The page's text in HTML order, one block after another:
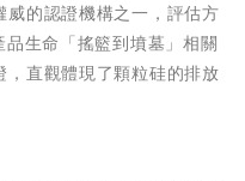
的認證機構之一，評估方
生命「搖籃到墳墓」相關
直觀體現了顆粒硅的排放